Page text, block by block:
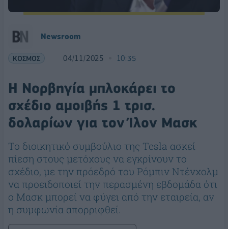
Newsroom
ΚΟΣΜΟΣ 04/11/2025 10:35
Η Νορβηγία μπλοκάρει το
σχέδιο αμοιβής 1 τρισ.
δολαρίων για τον Ίλον Μασκ
Το διοικητικό συμβούλιο της Tesla ασκεί
πίεση στους μετόχους να εγκρίνουν το
σχέδιο, με την πρόεδρό του Ρόμπιν Ντένχολμ
να προειδοποιεί την περασμένη εβδομάδα ότι
ο Μασκ μπορεί να φύγει από την εταιρεία, αν
η συμφωνία απορριφθεί.